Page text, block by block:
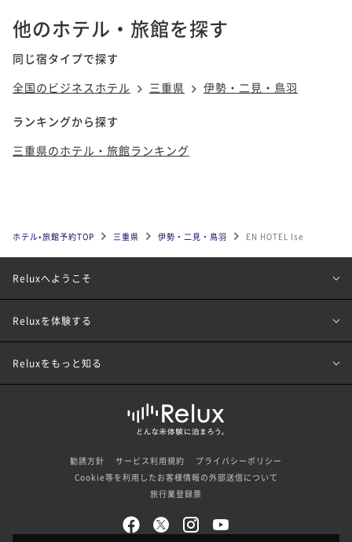
他のホテル・旅館を探す
同じ宿タイプで探す
全国のビジネスホテル
三重県 伊勢・二見・鳥羽
ランキングから探す
三重県のホテル・旅館ランキング
ホテル•旅館予約TOP 三重県 伊勢・二見・鳥羽 EN HOTEL Ise
Reluxへようこそ
Reluxを体験する
Reluxをもっと知る
勧誘方針 サービス利用規約
プライバシーポリシー
Cookie等を利用したお客様情報の外部送信について
旅行業登録票